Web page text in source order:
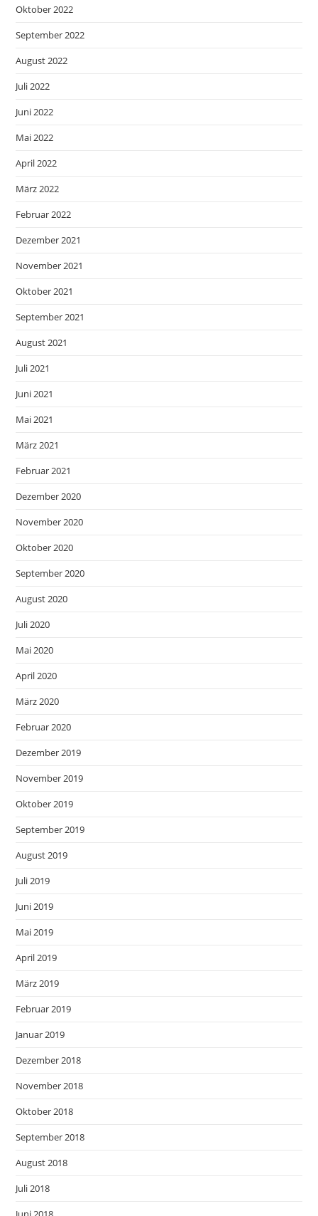
Oktober 2022
September 2022
August 2022
Juli 2022
Juni 2022
Mai 2022
April 2022
März 2022
Februar 2022
Dezember 2021
November 2021
Oktober 2021
September 2021
August 2021
Juli 2021
Juni 2021
Mai 2021
März 2021
Februar 2021
Dezember 2020
November 2020
Oktober 2020
September 2020
August 2020
Juli 2020
Mai 2020
April 2020
März 2020
Februar 2020
Dezember 2019
November 2019
Oktober 2019
September 2019
August 2019
Juli 2019
Juni 2019
Mai 2019
April 2019
März 2019
Februar 2019
Januar 2019
Dezember 2018
November 2018
Oktober 2018
September 2018
August 2018
Juli 2018